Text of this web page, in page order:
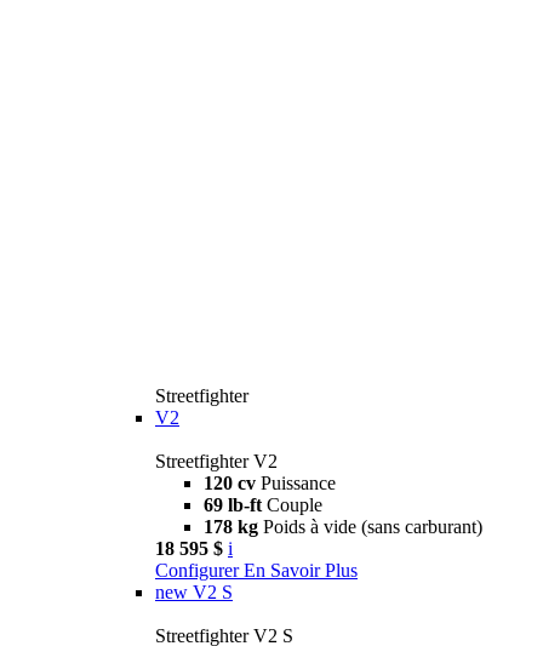
Streetfighter
V2
Streetfighter V2
120 cv Puissance
69 lb-ft Couple
178 kg Poids à vide (sans carburant)
18 595 $ i
Configurer En Savoir Plus
new V2 S
Streetfighter V2 S